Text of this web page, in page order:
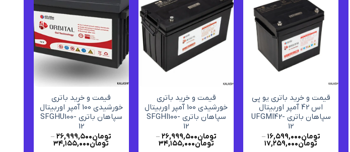
افزودن
به
علاقه
مندی
ها
قیمت و خرید باتری یو پی
اس 42 آمپر اوربیتال
سپاهان باتری UFGMI42-
12
تومان۱۶,۵۹۹,۰۰۰ –
تومان۱۷,۲۵۹,۰۰۰
افزودن
به
علاقه
مندی
قیمت و خرید باتری
خورشیدی 100 آمپر اوربیتال
سپاهان باتری SFGHI100-
12
تومان۲۶,۹۹۹,۵۰۰ –
تومان۳۴,۱۵۵,۰۰۰
افزودن
به
علاقه
مندی
ها
قیمت و خرید باتری
خورشیدی 100 آمپر اوربیتال
سپاهان باتری SFGHU100-
12
تومان۲۶,۹۹۹,۵۰۰–
تومان۳۴,۱۵۵,۰۰۰